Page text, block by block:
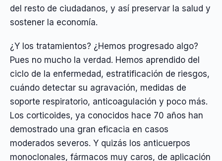
del resto de ciudadanos, y así preservar la salud y
sostener la economía.
¿Y los tratamientos? ¿Hemos progresado algo?
Pues no mucho la verdad. Hemos aprendido del
ciclo de la enfermedad, estratificación de riesgos,
cuándo detectar su agravación, medidas de
soporte respiratorio, anticoagulación y poco más.
Los corticoides, ya conocidos hace 70 años han
demostrado una gran eficacia en casos
moderados severos. Y quizás los anticuerpos
monoclonales, fármacos muy caros, de aplicación